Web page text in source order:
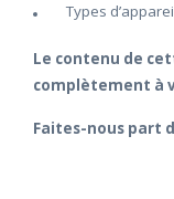
Types
Le contenu de
complètement à
Faites-nous part